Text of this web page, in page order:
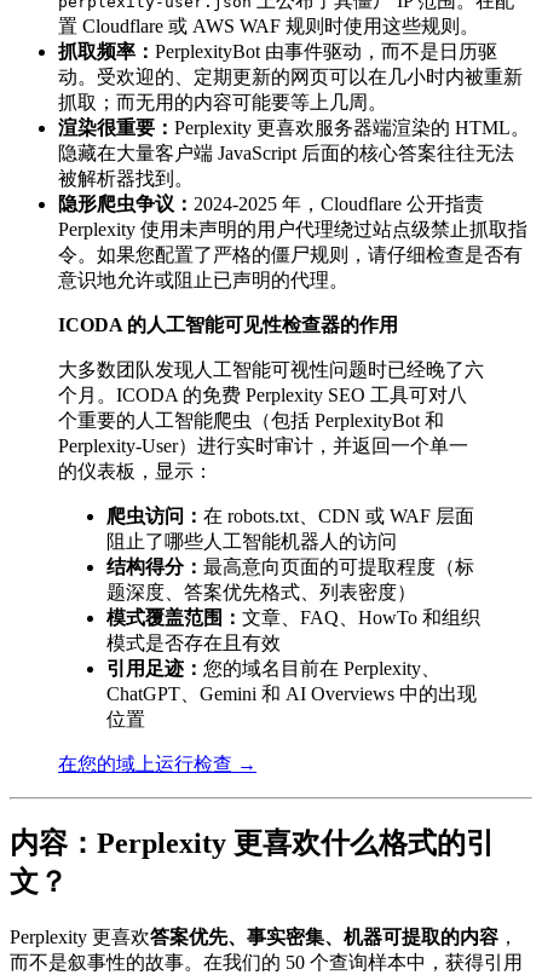
置 Cloudflare 或 AWS WAF 规则时使用这些规则。
抓取频率： PerplexityBot 由事件驱动，而不是日历驱
动。受欢迎的、定期更新的网页可以在几小时内被重新
抓取；而无用的内容可能要等上几周。
渲染很重要： Perplexity 更喜欢服务器端渲染的 HTML。
隐藏在大量客户端 JavaScript 后面的核心答案往往无法
被解析器找到。
隐形爬虫争议： 2024-2025 年，Cloudflare 公开指责
Perplexity 使用未声明的用户代理绕过站点级禁止抓取指
令。如果您配置了严格的僵尸规则，请仔细检查是否有
意识地允许或阻止已声明的代理。
ICODA 的人工智能可见性检查器的作用
大多数团队发现人工智能可视性问题时已经晚了六
个月。ICODA 的免费 Perplexity SEO 工具可对八
个重要的人工智能爬虫（包括 PerplexityBot 和
Perplexity-User）进行实时审计，并返回一个单一
的仪表板，显示：
爬虫访问： 在 robots.txt、CDN 或 WAF 层面
阻止了哪些人工智能机器人的访问
结构得分： 最高意向页面的可提取程度（标
题深度、答案优先格式、列表密度）
模式覆盖范围： 文章、FAQ、HowTo 和组织
模式是否存在且有效
引用足迹： 您的域名目前在 Perplexity、
ChatGPT、Gemini 和 AI Overviews 中的出现
位置
在您的域上运行检查 →
内容：Perplexity 更喜欢什么格式的引
文？
Perplexity 更喜欢答案优先、事实密集、机器可提取的内容 ，
而不是叙事性的故事。在我们的 50 个查询样本中，获得引用